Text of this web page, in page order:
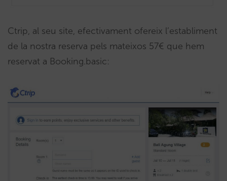
Ctrip, al seu site, efectivament ofereix l’establiment
de la nostra reserva pels mateixos 57€ que hem
reservat a Booking.basic: